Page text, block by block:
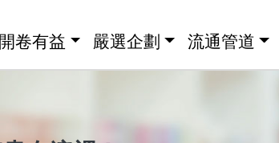
卷有益 嚴選企劃 流通管道